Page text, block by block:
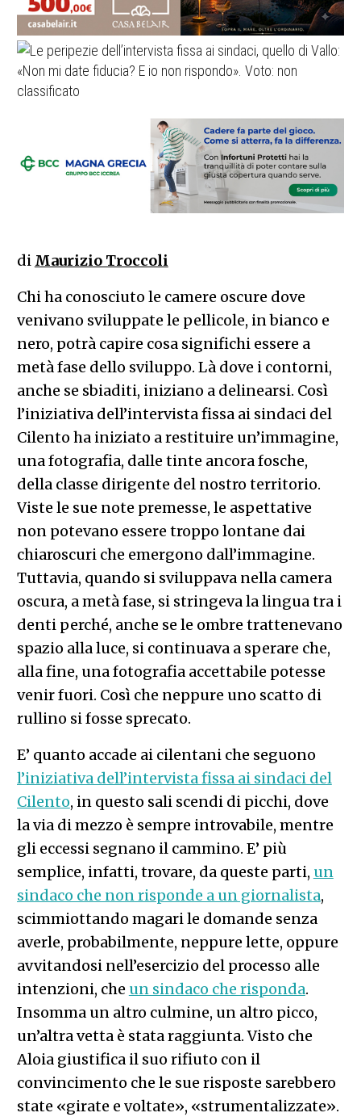
di Maurizio Troccoli
Chi ha conosciuto le camere oscure dove
venivano sviluppate le pellicole, in bianco e
nero, potrà capire cosa significhi essere a
metà fase dello sviluppo. Là dove i contorni,
anche se sbiaditi, iniziano a delinearsi. Così
l’iniziativa dell’intervista fissa ai sindaci del
Cilento ha iniziato a restituire un’immagine,
una fotografia, dalle tinte ancora fosche,
della classe dirigente del nostro territorio.
Viste le sue note premesse, le aspettative
non potevano essere troppo lontane dai
chiaroscuri che emergono dall’immagine.
Tuttavia, quando si sviluppava nella camera
oscura, a metà fase, si stringeva la lingua tra i
denti perché, anche se le ombre trattenevano
spazio alla luce, si continuava a sperare che,
alla fine, una fotografia accettabile potesse
venir fuori. Così che neppure uno scatto di
rullino si fosse sprecato.
E’ quanto accade ai cilentani che seguono
l’iniziativa dell’intervista fissa ai sindaci del
Cilento, in questo sali scendi di picchi, dove
la via di mezzo è sempre introvabile, mentre
gli eccessi segnano il cammino. E’ più
semplice, infatti, trovare, da queste parti, un
sindaco che non risponde a un giornalista,
scimmiottando magari le domande senza
averle, probabilmente, neppure lette, oppure
avvitandosi nell’esercizio del processo alle
intenzioni, che un sindaco che risponda.
Insomma un altro culmine, un altro picco,
un’altra vetta è stata raggiunta. Visto che
Aloia giustifica il suo rifiuto con il
convincimento che le sue risposte sarebbero
state «girate e voltate», «strumentalizzate».